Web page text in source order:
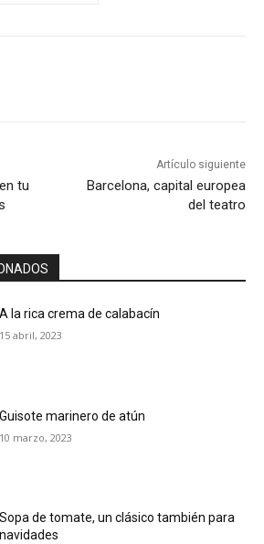
tu
Artículo siguiente
Barcelona, capital europea
del teatro
A la rica crema de calabacín
15 abril, 2023
Guisote marinero de atún
10 marzo, 2023
Sopa de tomate, un clásico también para
navidades